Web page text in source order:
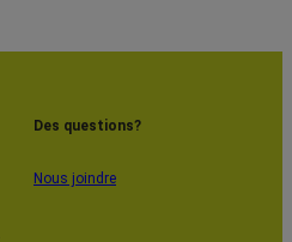
Des questions?
Nous joindre